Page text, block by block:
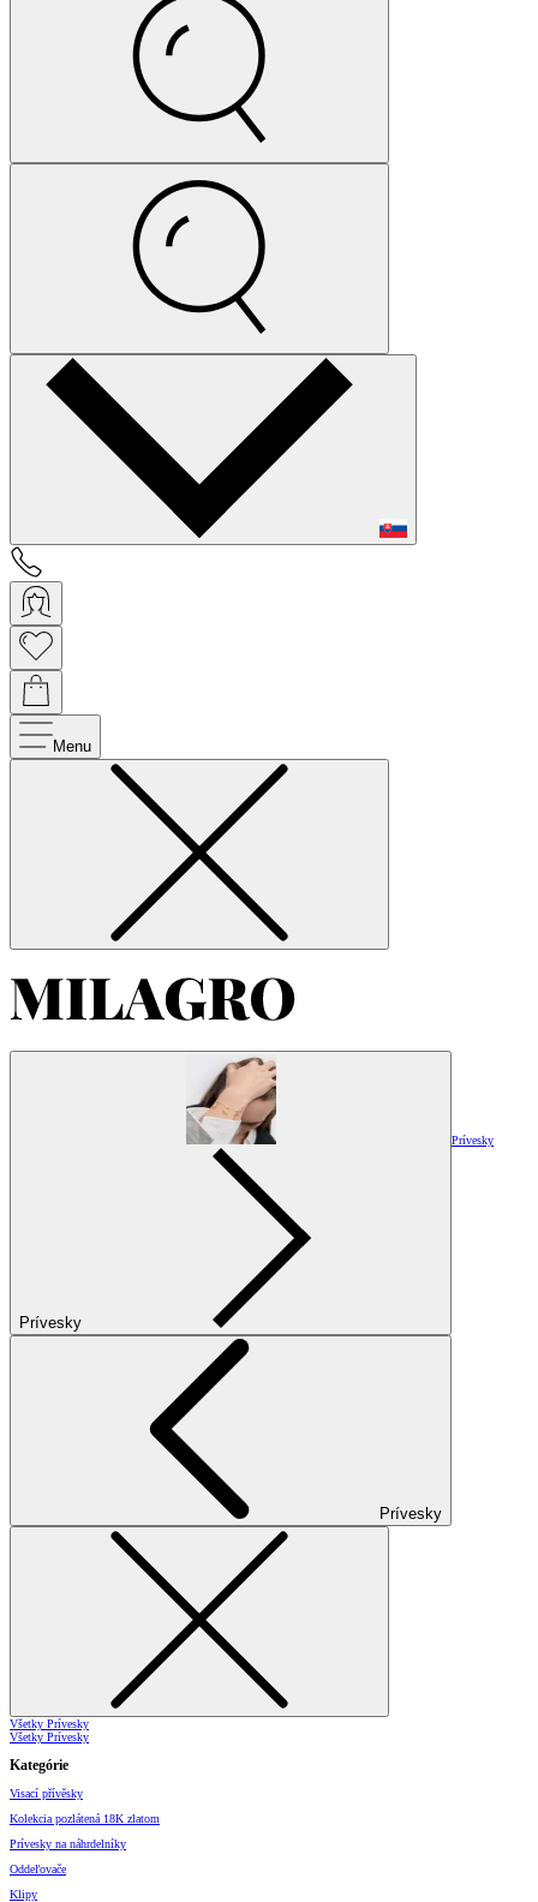
Menu
Prívesky
Prívesky
Prívesky
Všetky Prívesky
Všetky Prívesky
Kategórie
Visací přívěsky
Kolekcia pozlátená 18K zlatom
Prívesky na náhrdelníky
Oddeľovače
Klipy